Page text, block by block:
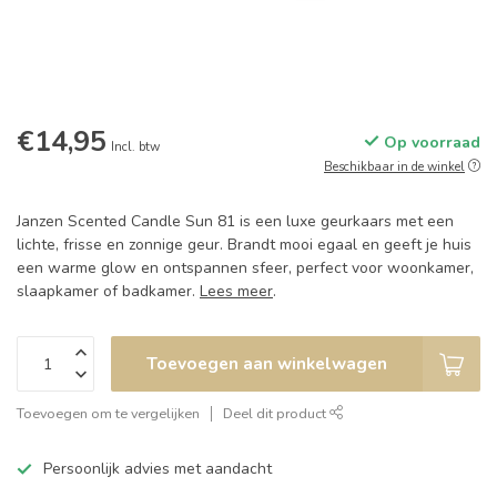
€14,95 Incl. btw Op voorraad
Beschikbaar in de winkel
Janzen Scented Candle Sun 81 is een luxe geurkaars met een
lichte, frisse en zonnige geur. Brandt mooi egaal en geeft je huis
een warme glow en ontspannen sfeer, perfect voor woonkamer,
slaapkamer of badkamer. Lees meer.
Toevoegen aan winkelwagen
Toevoegen om te vergelijken Deel dit product
Persoonlijk advies met aandacht